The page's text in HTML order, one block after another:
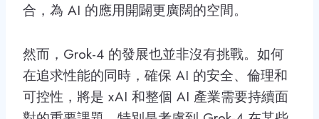
合，為 AI 的應用開闢更廣闊的空間。
然而，Grok-4 的發展也並非沒有挑戰。如何
在追求性能的同時，確保 AI 的安全、倫理和
可控性，將是 xAI 和整個 AI 產業需要持續面